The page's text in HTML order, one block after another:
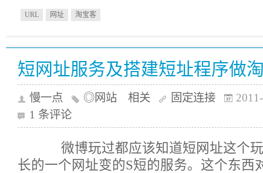
URL 网址 淘宝客
短网址服务及搭建短址程序做
慢一点 ◎网站 相关 固定连接
1 条评论
微博玩过都应该知道短网址这个玩
长的一个网址变的S短的服务。这个东西